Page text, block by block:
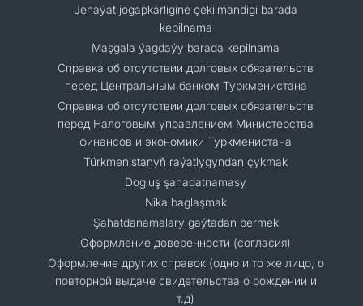
Jenaýat jogapkärligine çekilmändigi barada
kepilnama
Maşgala ýagdaýy barada kepilnama
Cправка об отсутствии долговых обязательств
перед Центральным банком Туркменистана
Справка об отсутствии долговых обязательств
перед Налоговым управлением Министерства
финансов и экономики Туркменистана
Türkmenistanyň raýatlygyndan çykmak
Dogluş şahadatnamasy
Nika baglaşmak
Şahatdanamalary gaýtadan bermek
Оформление доверенности (согласия)
Оформление других справок (одно и то же лицо, о
повторной выдаче свидетельства о рождении и
т.д)